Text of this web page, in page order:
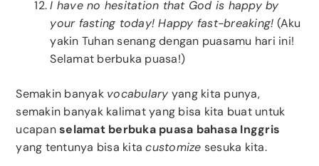
I have no hesitation that God is happy by
your fasting today! Happy fast-breaking! (Aku
yakin Tuhan senang dengan puasamu hari ini!
Selamat berbuka puasa!)
Semakin banyak vocabulary yang kita punya,
semakin banyak kalimat yang bisa kita buat untuk
ucapanselamat berbuka puasa bahasa Inggris
yang tentunya bisa kitacustomize sesuka kita.